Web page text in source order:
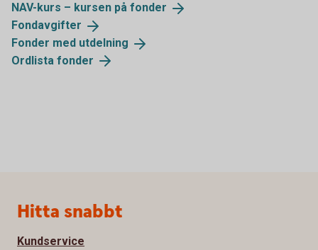
NAV-kurs – kursen på fonder
Fondavgifter
Fonder med utdelning
Ordlista fonder
Sidfot
Hitta snabbt
Kundservice